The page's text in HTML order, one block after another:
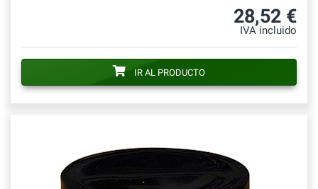
28,52 €
IVA incluido
IR AL PRODUCTO